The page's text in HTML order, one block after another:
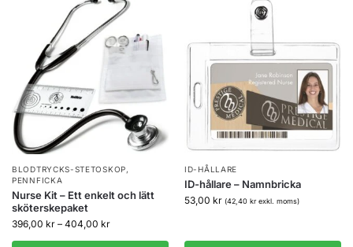
BLODTRYCKS-STETOSKOP,
PENNFICKA
Nurse Kit – Ett enkelt och lätt
sköterskepaket
396,00 kr – 404,00 kr
ID-HÅLLARE
ID-hållare – Namnbricka
53,00 kr (42,40 krexkl. moms)